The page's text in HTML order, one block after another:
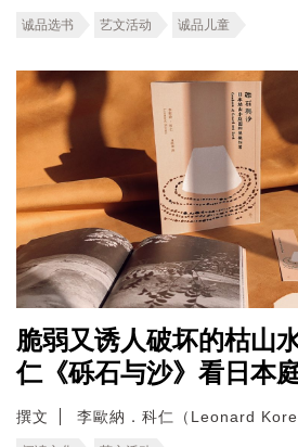
诚品选书 艺文活动 诚品儿童
脆弱又诱人破坏的枯山
仁《砾石与沙》看日本
撰文 李歐納．科仁（Leonard